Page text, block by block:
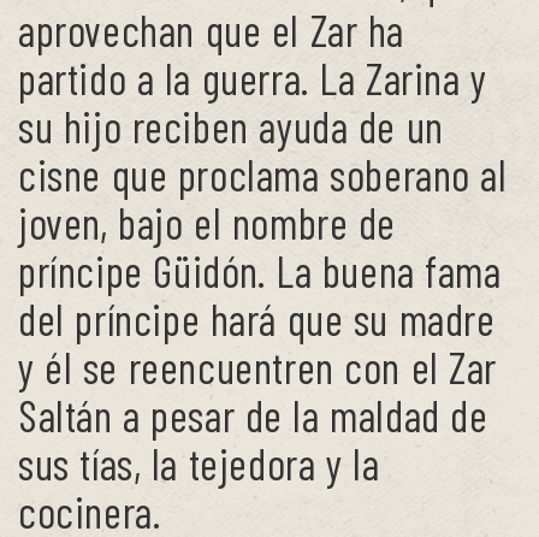
aprovechan que el Zar ha
partido a la guerra. La Zarina y
su hijo reciben ayuda de un
cisne que proclama soberano al
joven, bajo el nombre de
príncipe Güidón. La buena fama
del príncipe hará que su madre
y él se reencuentren con el Zar
Saltán a pesar de la maldad de
sus tías, la tejedora y la
cocinera.